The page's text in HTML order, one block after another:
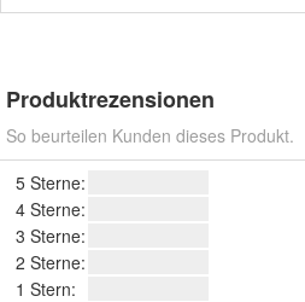
Produktrezensionen
So beurteilen Kunden dieses Produkt.
5 Sterne:
4 Sterne:
3 Sterne:
2 Sterne:
1 Stern: